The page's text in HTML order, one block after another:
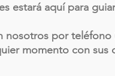
estará aquí para
nosotros por
momento con sus